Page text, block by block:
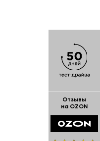
Отзывы
на OZON